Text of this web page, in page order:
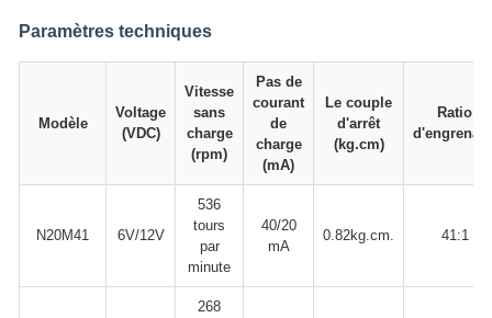
Paramètres techniques
Modèle
Voltage
(VDC)
Vitesse
sans
charge
(rpm)
Pas de
courant
de
charge
(mA)
Le couple
d'arrêt
(kg.cm)
Ratio
N20M41 6V/12V
536
tours
par
minute
40/20
mA
0.82kg.cm. 41:1
268